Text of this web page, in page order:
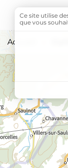
Accueil
Carte
Ce site utilise
que vous